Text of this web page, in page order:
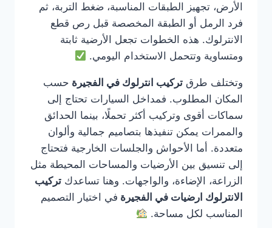
الأرض، تجهيز الطبقات المناسبة، ضغط التربة، ثم
فرد الرمل أو الطبقة المخصصة قبل رص قطع
الانترلوك. هذه الخطوات تجعل الأرضية ثابتة
ومتساوية وتتحمل الاستخدام اليومي.
وتختلف طرق تركيب انترلوك في الفجيرة حسب
المكان المطلوب. فمداخل السيارات تحتاج إلى
سماكات أقوى وتركيب أكثر تحملًا، بينما الحدائق
والممرات يمكن تنفيذها بتصاميم جمالية وألوان
متعددة. أما الأحواش والجلسات الخارجية فتحتاج
إلى تنسيق بين الأرضيات والمساحات المحيطة مثل
الزراعة، الإضاءة، والواجهات. وهنا تساعدك تركيب
الانترلوك ارضيات في الفجيرة في اختيار التصميم
المناسب لكل مساحة.